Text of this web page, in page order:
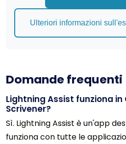
Ulteriori informazioni
Domande frequenti
Lightning Assist funziona in
Scrivener?
Sì. Lightning Assist è un'app
funziona con tutte le